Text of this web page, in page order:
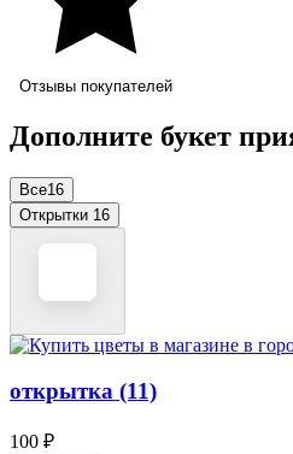
Отзывы покупателей
Дополните букет
Все16
Открытки 16
открытка (11)
100 ₽